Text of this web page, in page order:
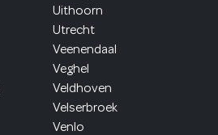
Uithoorn
Utrecht
Veenendaal
Veghel
Veldhoven
Velserbroek
Venlo